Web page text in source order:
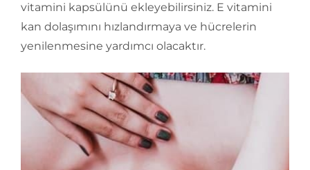
vitamini kapsülünü ekleyebilirsiniz. E vitamini
kan dolaşımını hızlandırmaya ve hücrelerin
yenilenmesine yardımcı olacaktır.